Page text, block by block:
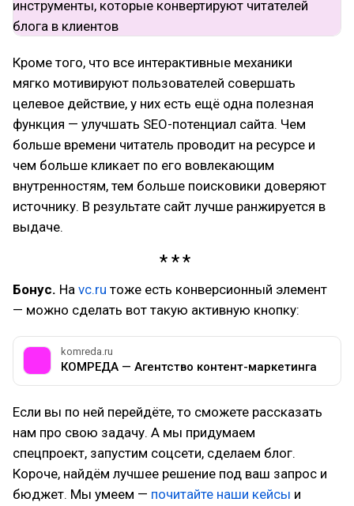
Кроме того, что все интерактивные механики
мягко мотивируют пользователей совершать
целевое действие, у них есть ещё одна полезная
функция — улучшать SEO-потенциал сайта. Чем
больше времени читатель проводит на ресурсе и
чем больше кликает по его вовлекающим
внутренностям, тем больше поисковики доверяют
источнику. В результате сайт лучше ранжируется в
выдаче.
Бонус. На vc.ru тоже есть конверсионный элемент
— можно сделать вот такую активную кнопку:
komreda.ru
КОМРЕДА — Агентство контент-маркетинга
Если вы по ней перейдёте, то сможете рассказать
нам про свою задачу. А мы придумаем
спецпроект, запустим соцсети, сделаем блог.
Короче, найдём лучшее решение под ваш запрос и
бюджет. Мы умеем — почитайте наши кейсы и